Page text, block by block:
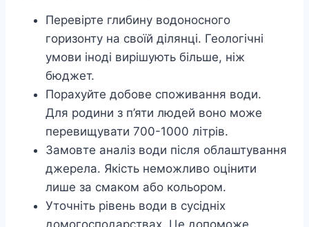
Перевірте глибину водоносного
горизонту на своїй ділянці. Геологічні
умови іноді вирішують більше, ніж
бюджет.
Порахуйте добове споживання води.
Для родини з п’яти людей воно може
перевищувати 700-1000 літрів.
Замовте аналіз води після облаштування
джерела. Якість неможливо оцінити
лише за смаком або кольором.
Уточніть рівень води в сусідніх